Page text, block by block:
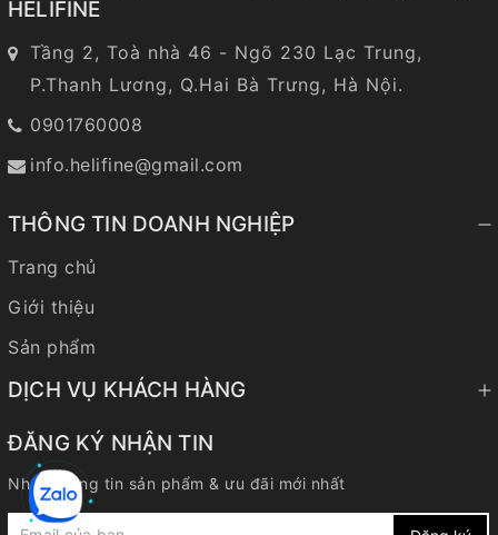
HELIFINE
Tầng 2, Toà nhà 46 - Ngõ 230 Lạc Trung,
P.Thanh Lương, Q.Hai Bà Trưng, Hà Nội.
0901760008
info.helifine@gmail.com
THÔNG TIN DOANH NGHIỆP
Trang chủ
Giới thiệu
Sản phẩm
DỊCH VỤ KHÁCH HÀNG
ĐĂNG KÝ NHẬN TIN
Nhận thông tin sản phẩm & ưu đãi mới nhất